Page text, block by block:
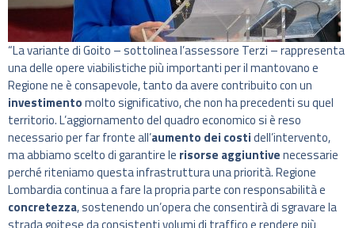
“La variante di Goito – sottolinea l’assessore Terzi – rappresenta
una delle opere viabilistiche più importanti per il mantovano e
Regione ne è consapevole, tanto da avere contribuito con un
investimentomolto significativo, che non ha precedenti su quel
territorio. L’aggiornamento del quadro economico si è reso
necessario per far fronte all’aumento dei costidell’intervento,
ma abbiamo scelto di garantire le risorse aggiuntivenecessarie
perché riteniamo questa infrastruttura una priorità. Regione
Lombardia continua a fare la propria parte con responsabilità e
concretezza, sostenendo un’opera che consentirà di sgravare la
strada goitese da consistenti volumi di traffico e rendere più